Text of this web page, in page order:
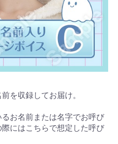
を収録してお届け。
お名前または名字でお呼び
にはこちらで想定した呼び